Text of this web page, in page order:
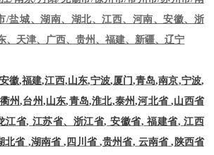
/盐城、湖南、湖北、江西、河南、安徽、浙
、天津、广西、贵州、福建、新疆、辽宁
安徽,福建,江西,山东,宁波,厦门,青岛,南京,宁波,
衢州,台州,山东,青岛,淮北,泰州,河北省 ,山西省
江省, 江苏省、浙江省, 安徽省, 福建省, 江西
北省 ,湖南省 ,四川省 ,贵州省, 云南省 ,陕西省